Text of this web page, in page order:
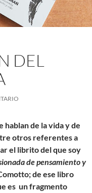
DEL
hablan de la vida y de
otros referentes a
el librito del que soy
de pensamiento y
de ese libro
es un fragmento